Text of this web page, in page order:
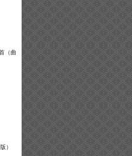
（曲
）